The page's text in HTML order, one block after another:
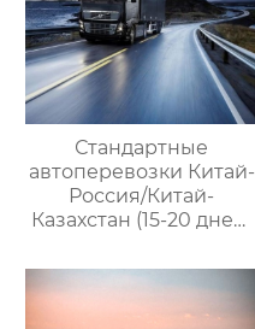
Стандартные
автоперевозки Китай-
Россия/Китай-
Казахстан (15-20 дней)
управлению
международными
цепями поставок